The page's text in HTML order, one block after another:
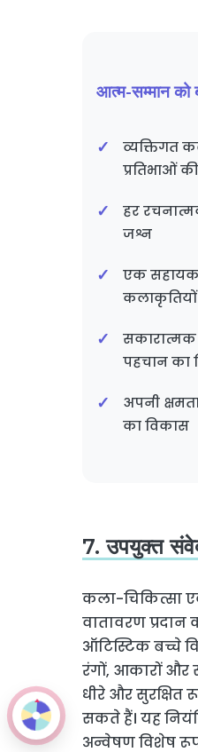
आत्म-सम्मान को
व्यक्तिगत
प्रतिभाओं
हर
जश्न
एक सहायक
कलाकृतियों
पहचान का
अपनी
का विकास
7. उपयुक्त
कला-चिकित्सा
वातावरण प्रदान
ऑटिस्टिक बच्चे
रंगों, आकारों और
धीरे और
सकते हैं। यह
अन्वेषण विशेष